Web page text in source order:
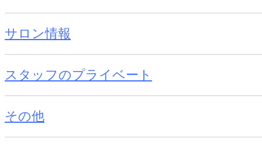
サロン情報
スタッフのプライベート
その他